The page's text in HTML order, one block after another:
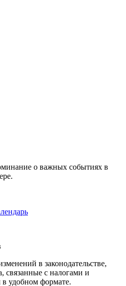
о важных событиях в
в законодательстве,
связанные с налогами и
в удобном формате.